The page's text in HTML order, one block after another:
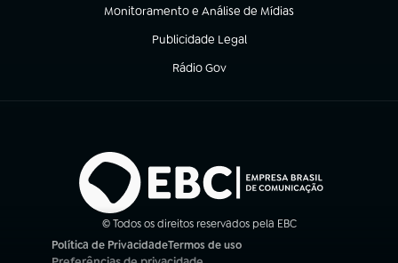
Monitoramento e Análise de Mídias
(abre em nova aba)
Publicidade Legal
(abre em nova aba)
Rádio Gov
(abre em nova aba)
© Todos os direitos reservados pela EBC
Política de Privacidade
(abre em nova aba)
Termos de uso
(abre em nova aba)